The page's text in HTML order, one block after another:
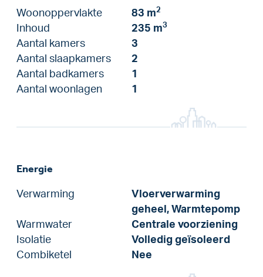
Woonoppervlakte 83 m2
Inhoud 235 m3
Aantal kamers
3
Aantal slaapkamers
2
Aantal badkamers
1
Aantal woonlagen
1
Energie
Verwarming
Vloerverwarming
geheel, Warmtepomp
Warmwater
Centrale voorziening
Isolatie
Volledig geïsoleerd
Combiketel
Nee